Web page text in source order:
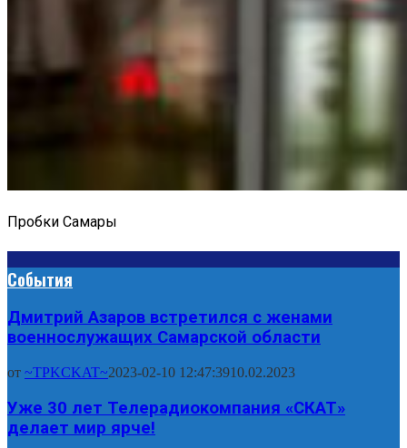
Пробки Самары
События
Дмитрий Азаров встретился с женами
военнослужащих Самарской области
от ~TPKCKAT~2023-02-10 12:47:3910.02.2023
Уже 30 лет Телерадиокомпания «СКАТ»
делает мир ярче!